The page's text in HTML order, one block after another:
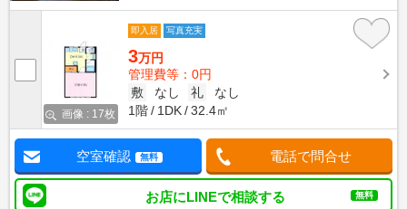
画像 : 17枚
即入居 写真充実
3万円
管理費等：0円
敷
なし 礼
なし
1階
1DK 32.4㎡
空室確認 無料 電話で問合せ
お店にLINEで相談する 無料